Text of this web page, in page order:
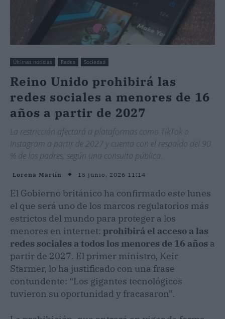
Últimas noticias Redes Sociedad
Reino Unido prohibirá las
redes sociales a menores de 16
años a partir de 2027
La restricción afectará a plataformas como TikTok o
Instagram a partir de 2027 y cuenta con el respaldo del 90
% de los padres, según una consulta pública.
Lorena Martín 15 junio, 2026 11:14
El Gobierno británico ha confirmado este lunes
el que será uno de los marcos regulatorios más
estrictos del mundo para proteger a los
menores en internet: prohibirá el acceso a las
redes sociales a todos los menores de 16 años a
partir de 2027. El primer ministro, Keir
Starmer, lo ha justificado con una frase
contundente: “Los gigantes tecnológicos
tuvieron su oportunidad y fracasaron”.